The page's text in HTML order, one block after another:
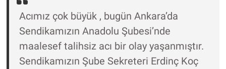
Acımız çok büyük , bugün Ankara’da
Sendikamızın Anadolu Şubesi’nde
maalesef talihsiz acı bir olay yaşanmıştır.
Sendikamızın Şube Sekreteri Erdinç Koç